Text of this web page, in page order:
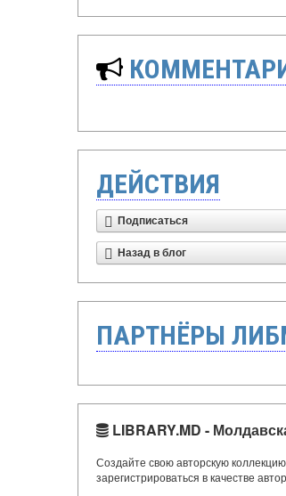
ДЕЙСТВИЯ
Подписаться
Назад в блог
ПАРТНЁРЫ
LIBRARY.MD -
Создайте свою авторскую
зарегистрироваться в качестве